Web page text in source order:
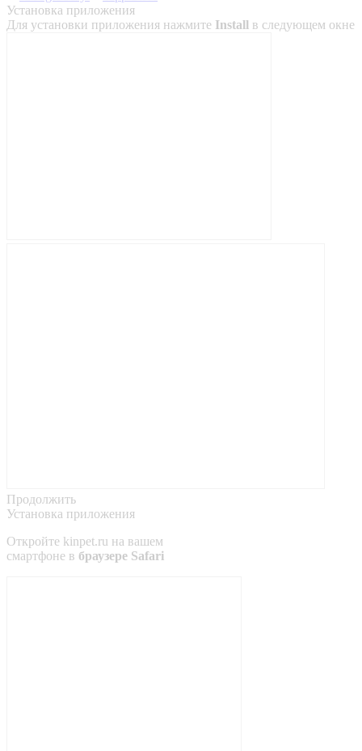
Установка приложения
Для установки приложения нажмите Install в следующем окне
Продолжить
Установка приложения
Откройте kinpet.ru на вашем
смартфоне в браузере Safari